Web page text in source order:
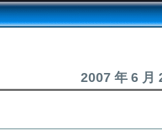
2007 年 6 月